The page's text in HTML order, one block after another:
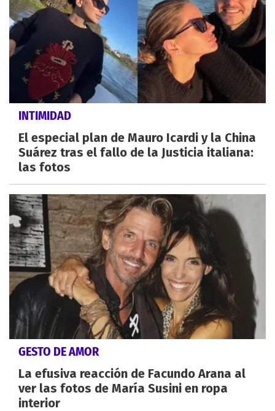
INTIMIDAD
El especial plan de Mauro Icardi y la China
Suárez tras el fallo de la Justicia italiana:
las fotos
GESTO DE AMOR
La efusiva reacción de Facundo Arana al
ver las fotos de María Susini en ropa
interior